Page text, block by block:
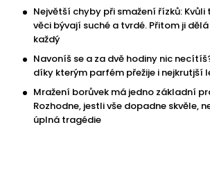
Největší chyby při smažení řízků: Kvůli
věci bývají suché a tvrdé. Přitom ji
každý
Navoníš se a za dvě hodiny nic
díky kterým parfém přežije i nejkrutjší
Mražení borůvek má jedno základní
Rozhodne, jestli vše dopadne skvěle,
úplná tragédie